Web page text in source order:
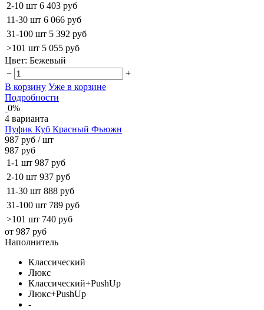
2-10 шт 6 403 руб
11-30 шт 6 066 руб
31-100 шт 5 392 руб
>101 шт 5 055 руб
Цвет: Бежевый
−
+
В корзину Уже в корзине
Подробности
0%
4 варианта
Пуфик Куб Красный Фьюжн
987 руб / шт
987 руб
1-1 шт 987 руб
2-10 шт 937 руб
11-30 шт 888 руб
31-100 шт 789 руб
>101 шт 740 руб
от 987 руб
Наполнитель
Классический
Люкс
Классический+PushUp
Люкс+PushUp
-